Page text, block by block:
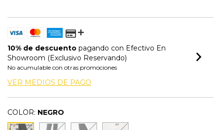
10% de descuento pagando con Efectivo En
Showroom (Exclusivo Reservando)
No acumulable con otras promociones
VER MEDIOS DE PAGO
COLOR: NEGRO